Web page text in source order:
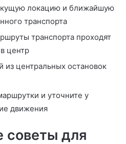
локацию и ближайшую
транспорта
транспорта проходят
центр
из центральных остановок
и уточните у
движения
советы для